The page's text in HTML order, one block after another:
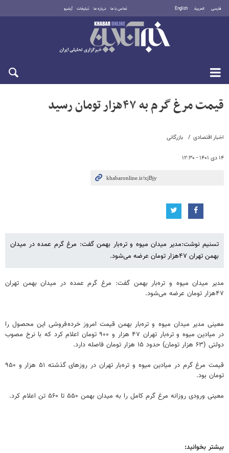
فارسی العربية English تماس با ما درباره ما تبلیغات آرشیو
پنجشنبه ۱۵ مرداد ۱۴۰۵
اخبار اقتصادی بازرگانی
۱۴ دی ۱۴۰۱ - ۱۲:۳۰
قیمت مرغ گرم به ۴۷هزار تومان رسید
تسنیم نوشت:مدیر میدان میوه و تره‌بار بهمن گفت: مرغ گرم عمده در میدان
بهمن تهران ۴۷هزار تومان عرضه می‌شود.
مدیر میدان میوه و تره‌بار بهمن گفت: مرغ گرم عمده در میدان بهمن تهران
۴۷هزار تومان عرضه می‌شود.
معینی مدیر میدان میوه و تره‌بار بهمن قیمت امروز خرده‌فروشی این محصول را
در میادین میوه و تره‌بار تهران ۴۷ هزار و ۹۰۰ تومان اعلام کرد که با نرخ مصوب
دولتی (۶۳ هزار تومان) حدود ۱۵ هزار تومان فاصله دارد.
قیمت مرغ گرم در میادین میوه و تره‌بار تهران در روزهای گذشته ۵۱ هزار و ۹۵۰
تومان بود.
معینی ورودی روزانه مرغ گرم کامل را به میدان بهمن ۵۵۰ تا ۵۶۰ تن اعلام کرد.
بیشتر بخوانید: